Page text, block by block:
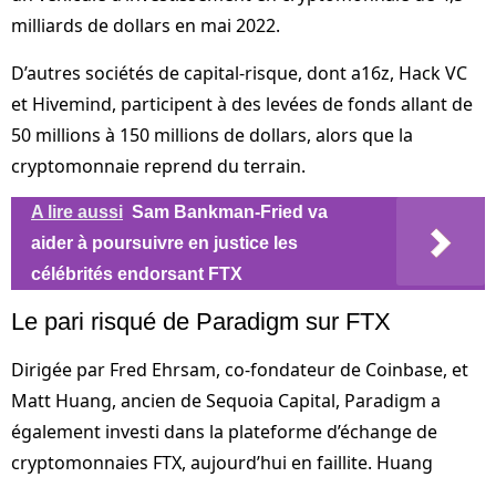
milliards de dollars en mai 2022.
D’autres sociétés de capital-risque, dont a16z, Hack VC
et Hivemind, participent à des levées de fonds allant de
50 millions à 150 millions de dollars, alors que la
cryptomonnaie reprend du terrain.
A lire aussi Sam Bankman-Fried va
aider à poursuivre en justice les
célébrités endorsant FTX
Le pari risqué de Paradigm sur FTX
Dirigée par Fred Ehrsam, co-fondateur de Coinbase, et
Matt Huang, ancien de Sequoia Capital, Paradigm a
également investi dans la plateforme d’échange de
cryptomonnaies FTX, aujourd’hui en faillite. Huang